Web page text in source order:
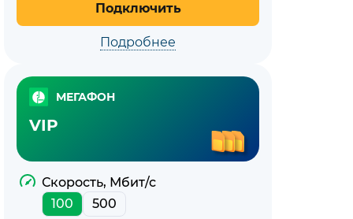
Подключить
Подробнее
МЕГАФОН
VIP
Скорость, Мбит/с
100
500